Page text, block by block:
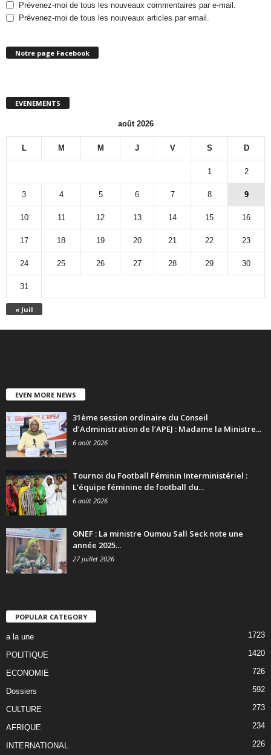
Prévenez-moi de tous les nouveaux commentaires par e-mail.
Prévenez-moi de tous les nouveaux articles par email.
Notre page Facebook
EVENEMENTS
août 2026
L M M J V S D
« Juil
1 2
3 4 5 6 7 8 9
10 11 12 13 14 15 16
17 18 19 20 21 22 23
24 25 26 27 28 29 30
31
EVEN MORE NEWS
31ème session ordinaire du Conseil
d’Administration de l’APEJ : Madame la Ministre...
6 août 2026
Tournoi du Football Féminin Interministériel :
L’équipe féminine de football du...
6 août 2026
ONEF : La ministre Oumou Sall Seck note une
année 2025...
27 juillet 2026
POPULAR CATEGORY
a la une 1723
POLITIQUE 1420
ECONOMIE 726
Dossiers 592
CULTURE 273
AFRIQUE 234
INTERNATIONAL 226